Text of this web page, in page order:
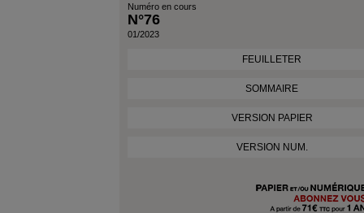
Numéro en cours
N°76
01/2023
FEUILLETER
SOMMAIRE
VERSION PAPIER
VERSION NUM.